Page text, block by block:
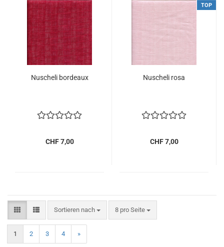
Nu­sche­li bor­deaux
CHF 7,00
TOP
Nu­sche­li rosa
CHF 7,00
Sortieren nach
Sortieren nach 8 pro Seite
pro Seite
1 2 3 4 »